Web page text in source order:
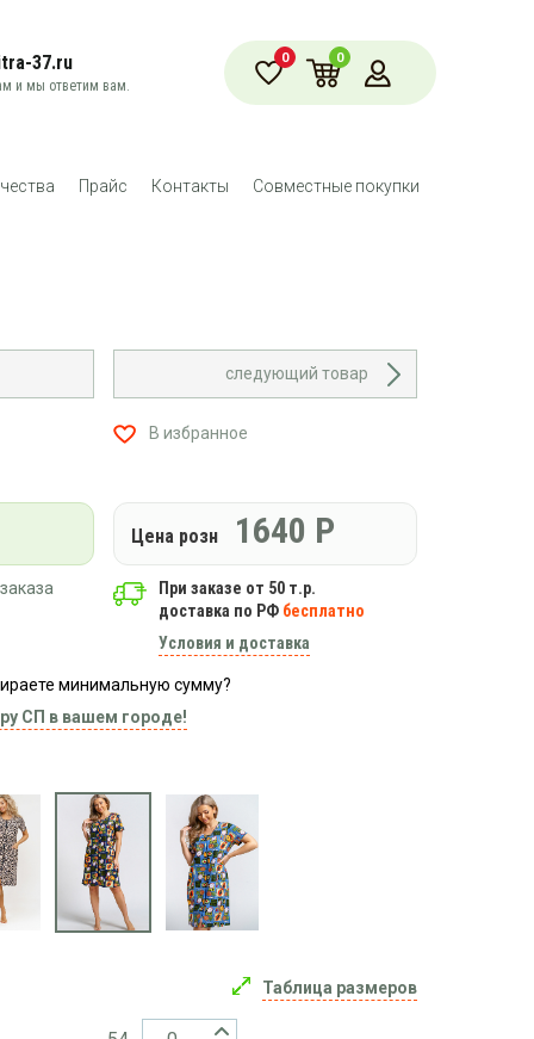
37.ru
и мы ответим вам.
0 0
Прайс Контакты Совместные покупки
следующий товар
В избранное
Цена розн 1640 Р
При заказе от 50 т.р.
доставка по РФ бесплатно
Условия и доставка
минимальную сумму?
СП в вашем городе!
Таблица размеров